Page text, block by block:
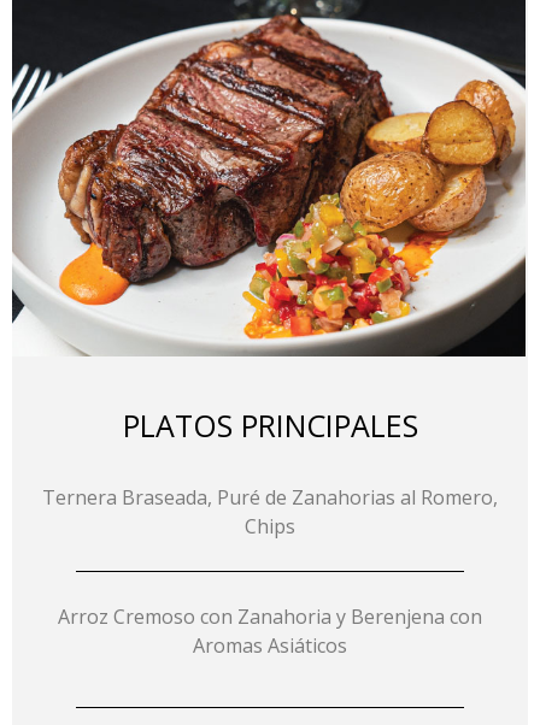
PLATOS PRINCIPALES
Ternera Braseada, Puré de Zanahorias al Romero,
Chips
Arroz Cremoso con Zanahoria y Berenjena con
Aromas Asiáticos